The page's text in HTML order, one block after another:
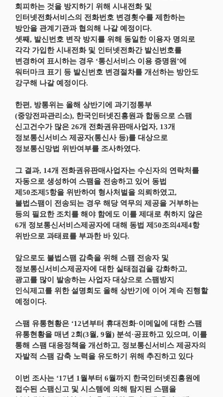
회피하는 것을 방지하기 위해 시내전화 및
인터넷전화서비스의 전화번호 변경횟수를 제한하는
방안을 관계기관과 협의해 나갈 예정이다.
셋째, 발신번호 변작 방지를 위해 동일한 이용자 명의로
각각 가입한 시내전화 및 인터넷전화간 발신번호를
변경하여 표시하는 경우 ‘통신서비스 이용 증명원’에
워터마크 표기 등 발신번호 변경절차를 개선하는 방안도
강구해 나갈 예정이다.
한편, 방통위는 올해 상반기에 과기정통부
(중앙전파관리소), 한국인터넷진흥원과 합동으로 스팸
신고건수가 많은 26개 전화권유판매사업자, 13개
정보통신서비스 제공자(통신사 등)를 대상으로
정보통신망법 위반여부를 조사하였다.
그 결과, 14개 전화권유판매사업자는 수신자의 연락처를
자동으로 생성하여 스팸을 전송하고 있어 동법
제50조제5항을 위반하여 형사처벌을 의뢰하였고,
불법스팸이 전송되는 경우 해당 역무의 제공을 거부하는
등의 필요한 조치를 해야 함에도 이를 제대로 취하지 않은
6개 정보통신서비스제공자에 대해 동법 제50조의4제4항
위반으로 과태료를 부과한 바 있다.
앞으로도 불법스팸 감축을 위해 스팸 전송자 및
정보통신서비스제공자에 대한 실태점검을 강화하고,
광고를 많이 발송하는 사업자 대상으로 스팸방지
인식제고를 위한 설명회도 올해 상반기에 이어 계속 진행할
예정이다.
스팸 유통현황은 ‘12년부터 휴대전화·이메일에 대한 스팸
유통현황을 매년 2회(3월, 9월) 분석·공표하고 있으며, 이를
통해 스팸 대응정책을 개선하고, 정보통신서비스 제공자의
자발적 스팸 감축 노력을 유도하기 위해 추진하고 있다
이번 조사는 ‘17년 1월부터 6월까지 한국인터넷진흥원에
접수된 스팸신고 및 시스템에 의해 탐지된 스팸을